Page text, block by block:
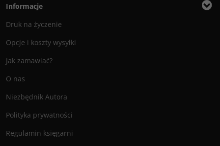
Informacje
Druk na życzenie
Opcje i koszty wysyłki
Jak zamawiać?
O nas
Niezbędnik Autora
Polityka prywatności
Regulamin księgarni